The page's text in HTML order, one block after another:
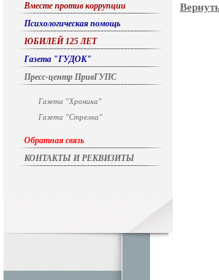
Вместе против коррупции
Психологическая помощь
ЮБИЛЕЙ 125 ЛЕТ
Газета "ГУДОК"
Пресс-центр ПривГУПС
Газета "Хроника"
Газета "Стрелка"
Обратная связь
КОНТАКТЫ И РЕКВИЗИТЫ